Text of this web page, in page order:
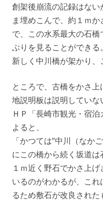
創架後崩流の記録はない
ま埋めこんで、約１ｍ
で、この水系最大の石
ぶりを見ることができ
新しく中川橋が架かり、
ところで、古橋をかさ
地説明板は説明していな
ＨＰ「長崎市観光・宿
よると、
「かつては“中川（なか
にこの橋から続く坂道
１ｍ近く野石でかさ上
いるのがわかるが、こ
るため敷石が改良され